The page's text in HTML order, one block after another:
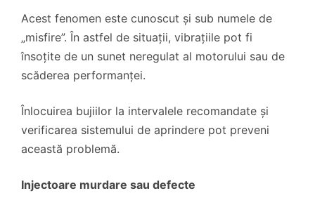
Acest fenomen este cunoscut și sub numele de
„misfire”. În astfel de situații, vibrațiile pot fi
însoțite de un sunet neregulat al motorului sau de
scăderea performanței.
Înlocuirea bujiilor la intervalele recomandate și
verificarea sistemului de aprindere pot preveni
această problemă.
Injectoare murdare sau defecte